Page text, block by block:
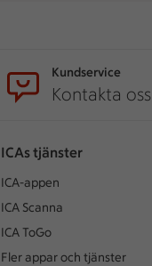
Kundservice
Kontakta oss
ICAs tjänster
ICA-appen
ICA Scanna
ICA ToGo
Fler appar och tjänster